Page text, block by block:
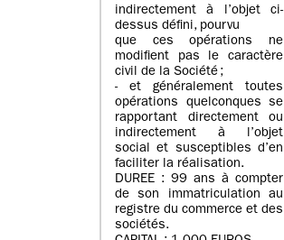
indirectement à l’objet ci-
dessus défini, pourvu
que ces opérations ne
modifient pas le caractère
civil de la Société ;
- et généralement toutes
opérations quelconques se
rapportant directement ou
indirectement à l’objet
social et susceptibles d’en
faciliter la réalisation.
DUREE : 99 ans à compter
de son immatriculation au
registre du commerce et des
sociétés.